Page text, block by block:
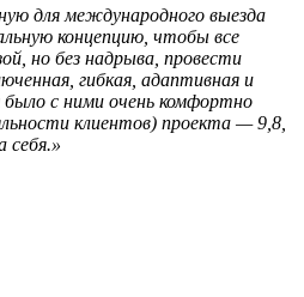
для международного выезда
концепцию, чтобы все
но без надрыва, провести
гибкая, адаптивная и
с ними очень комфортно
клиентов) проекта — 9,8,
себя.»